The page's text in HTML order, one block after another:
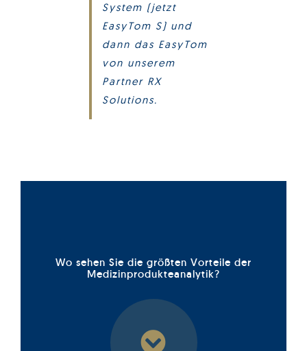
System (jetzt
EasyTom S) und
dann das EasyTom
von unserem
Partner RX
Solutions.
Wo sehen Sie die größten Vorteile der
Medizinprodukteanalytik?